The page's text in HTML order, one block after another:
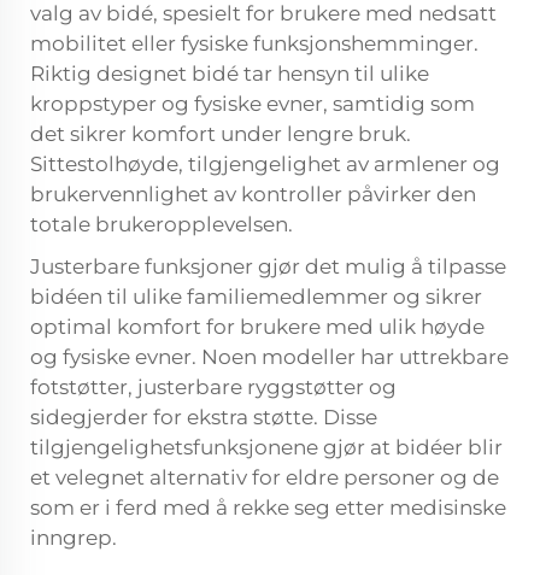
valg av bidé, spesielt for brukere med nedsatt
mobilitet eller fysiske funksjonshemminger.
Riktig designet bidé tar hensyn til ulike
kroppstyper og fysiske evner, samtidig som
det sikrer komfort under lengre bruk.
Sittestolhøyde, tilgjengelighet av armlener og
brukervennlighet av kontroller påvirker den
totale brukeropplevelsen.
Justerbare funksjoner gjør det mulig å tilpasse
bidéen til ulike familiemedlemmer og sikrer
optimal komfort for brukere med ulik høyde
og fysiske evner. Noen modeller har uttrekbare
fotstøtter, justerbare ryggstøtter og
sidegjerder for ekstra støtte. Disse
tilgjengelighetsfunksjonene gjør at bidéer blir
et velegnet alternativ for eldre personer og de
som er i ferd med å rekke seg etter medisinske
inngrep.